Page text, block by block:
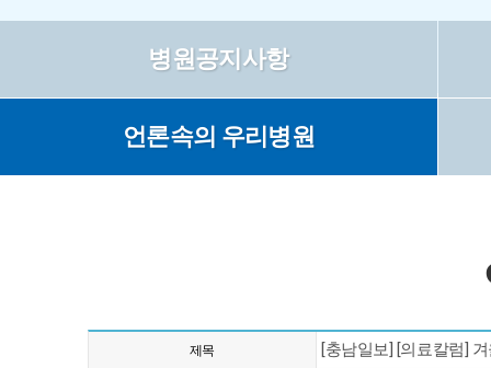
병원공지사항
언론속의 우리병원
제목 [충남일보] [의료칼럼]